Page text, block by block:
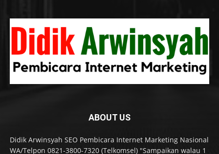
ABOUT US
Didik Arwinsyah SEO Pembicara Internet Marketing Nasional
WA/Telpon 0821-3800-7320 (Telkomsel) "Sampaikan walau 1